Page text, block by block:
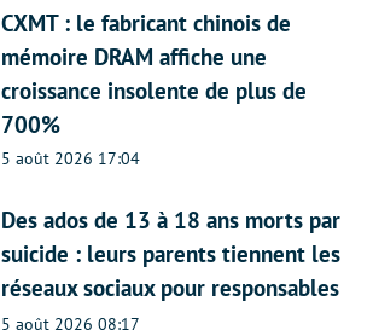
CXMT : le fabricant chinois de
mémoire DRAM affiche une
croissance insolente de plus de
700%
5 août 2026 17:04
Des ados de 13 à 18 ans morts par
suicide : leurs parents tiennent les
réseaux sociaux pour responsables
5 août 2026 08:17